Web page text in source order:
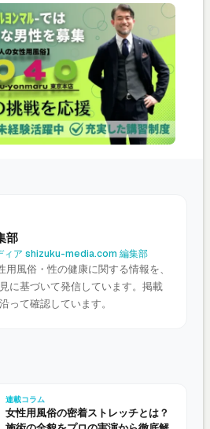
部
ィア shizuku-media.com 編集部
風俗・性の健康に関する情報を、
に基づいて発信しています。掲載
って確認しています。
連載コラム
女性用風俗の密着ストレッチとは？